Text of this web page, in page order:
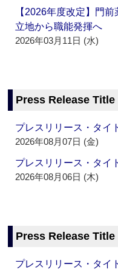
【2026年度改定】門
立地から職能発揮へ
2026年03月11日 (水)
Press Release
プレスリリース・タ
2026年08月07日 (金)
プレスリリース・タ
2026年08月06日 (木)
Press Release
プレスリリース・タ